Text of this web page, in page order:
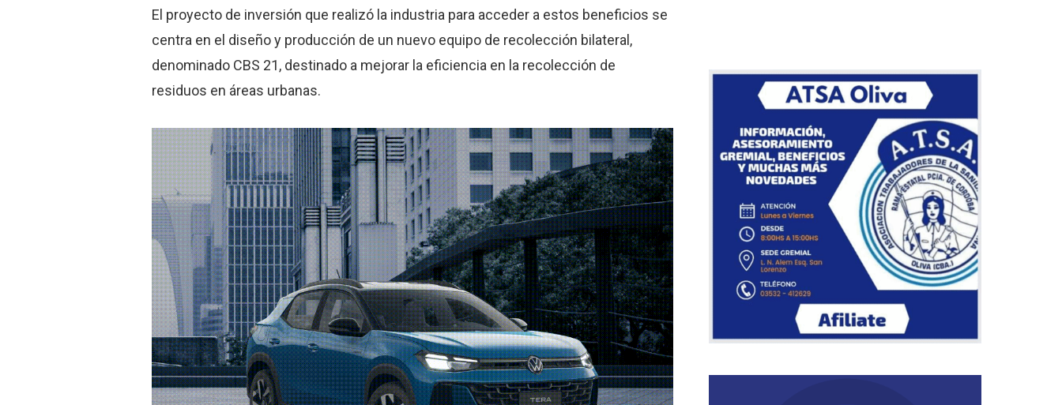
El proyecto de inversión que realizó la industria para acceder a estos beneficios se
centra en el diseño y producción de un nuevo equipo de recolección bilateral,
denominado CBS 21, destinado a mejorar la eficiencia en la recolección de
residuos en áreas urbanas.